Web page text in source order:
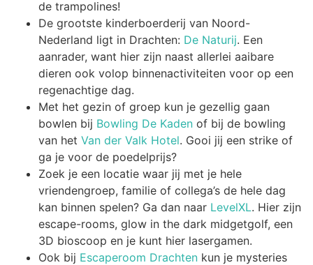
de trampolines!
De grootste kinderboerderij van Noord-
Nederland ligt in Drachten: De Naturij. Een
aanrader, want hier zijn naast allerlei aaibare
dieren ook volop binnenactiviteiten voor op een
regenachtige dag.
Met het gezin of groep kun je gezellig gaan
bowlen bij Bowling De Kaden of bij de bowling
van het Van der Valk Hotel. Gooi jij een strike of
ga je voor de poedelprijs?
Zoek je een locatie waar jij met je hele
vriendengroep, familie of collega’s de hele dag
kan binnen spelen? Ga dan naar LevelXL. Hier zijn
escape-rooms, glow in the dark midgetgolf, een
3D bioscoop en je kunt hier lasergamen.
Ook bij Escaperoom Drachten kun je mysteries